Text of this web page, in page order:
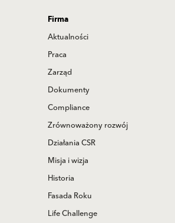
Firma
Aktualności
Praca
Zarząd
Dokumenty
Compliance
Zrównoważony rozwój
Działania CSR
Misja i wizja
Historia
Fasada Roku
Life Challenge